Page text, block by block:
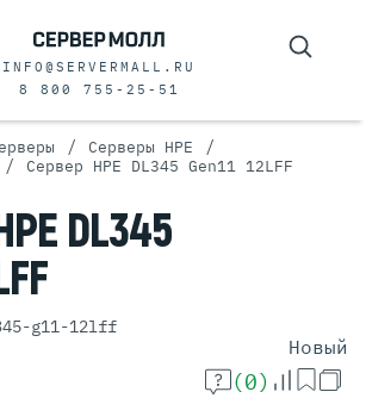
INFO@SERVERMALL.RU
8 800 755-25-51
/ Серверы HPE /
/ Сервер HPE DL345 Gen11 12LFF
DL345
g11-12lff
Новый
(0)